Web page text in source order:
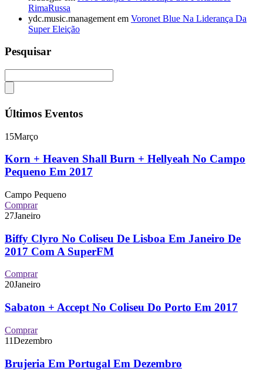
RimaRussa
ydc.music.management em Voronet Blue Na Liderança Da
Super Eleição
Pesquisar
Últimos Eventos
15Março
Korn + Heaven Shall Burn + Hellyeah No Campo
Pequeno Em 2017
Campo Pequeno
Comprar
27Janeiro
Biffy Clyro No Coliseu De Lisboa Em Janeiro De
2017 Com A SuperFM
Comprar
20Janeiro
Sabaton + Accept No Coliseu Do Porto Em 2017
Comprar
11Dezembro
Brujeria Em Portugal Em Dezembro